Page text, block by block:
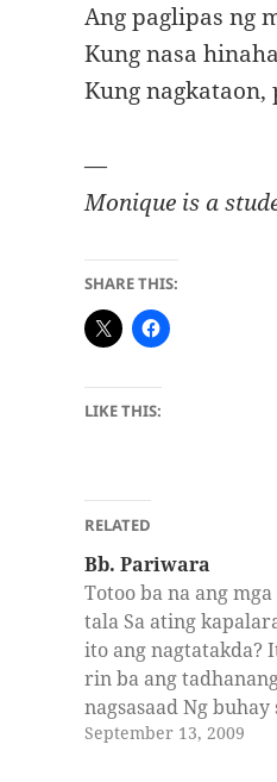
Ang paglipas ng
Kung nasa
Kung
—
Monique is a
SHARE THIS:
LIKE THIS:
RELATED
Bb. Pariwara
Totoo ba na ang mga
tala Sa ating
ito ang nagtatakda?
rin ba ang
nagsasaad Ng buhay
ating mga palad? Nais
September 13, 2009